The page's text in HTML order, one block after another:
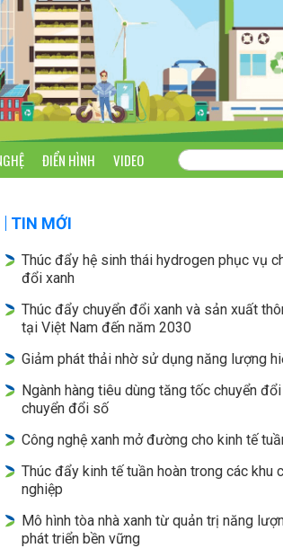
ĐIỂN HÌNH VIDEO
TIN MỚI
Thúc đẩy hệ sinh thái hydrogen phục vụ
đổi xanh
Thúc đẩy chuyển đổi xanh và sản xuất
tại Việt Nam đến năm 2030
Giảm phát thải nhờ sử dụng năng lượng
Ngành hàng tiêu dùng tăng tốc chuyển đổi
chuyển đổi số
Công nghệ xanh mở đường cho kinh tế
Thúc đẩy kinh tế tuần hoàn trong các khu
nghiệp
Mô hình tòa nhà xanh từ quản trị năng
phát triển bền vững